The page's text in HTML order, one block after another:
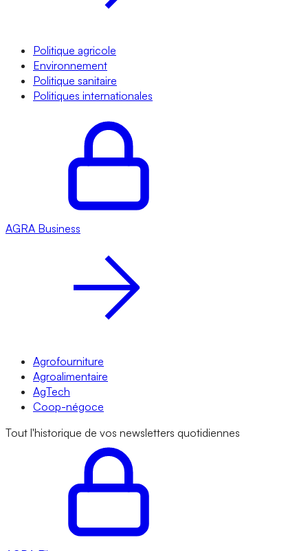
Politique agricole
Environnement
Politique sanitaire
Politiques internationales
AGRA Business
Agrofourniture
Agroalimentaire
AgTech
Coop-négoce
Tout l'historique de vos newsletters quotidiennes